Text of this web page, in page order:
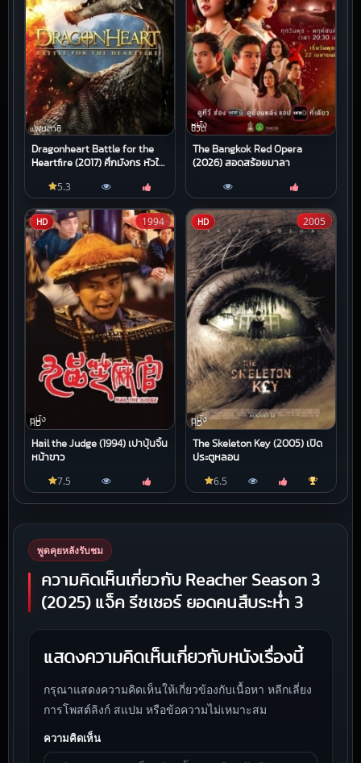
แฟนตาซี
Dragonheart Battle for the
Heartfire (2017) ศึกมังกร หัวใจ
5.3
หนัง
ชีวิต
The Bangkok Red Opera
(2026) สอดสร้อยมาลา
HD
หนัง
HD
Hail the Judge (1994) เปาบุ้นจิ้น
หน้าขาว
1994
7.5
HD
หนัง
HD
The Skeleton Key (2005) เปิด
ประตูหลอน
2005
6.5
พูดคุยหลังรับชม
ความคิดเห็นเกี่ยวกับ Reacher Season 3
(2025) แจ็ค รีชเชอร์ ยอดคนสืบระห่ำ 3
แสดงความคิดเห็นเกี่ยวกับหนังเรื่องนี้
กรุณาแสดงความคิดเห็นให้เกี่ยวข้องกับเนื้อหา หลีกเลี่ยง
การโพสต์ลิงก์ สแปม หรือข้อความไม่เหมาะสม
ความคิดเห็น